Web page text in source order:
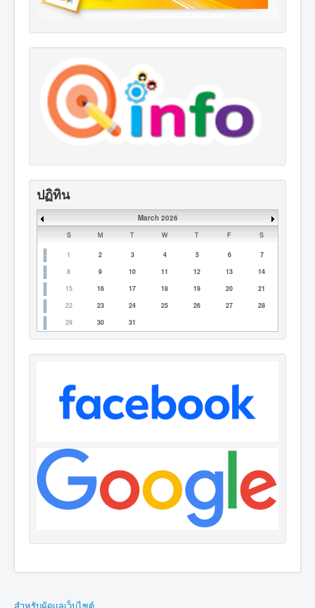
ปฏิทิน
March 2026
S M T W T F S
1 2 3 4 5 6
7
8
9 10 11 12 13
14
15
16 17 18 19 20
21
22
23 24 25 26 27
28
29
30 31
สำหรับผู้ดูแลเว็บไซต์